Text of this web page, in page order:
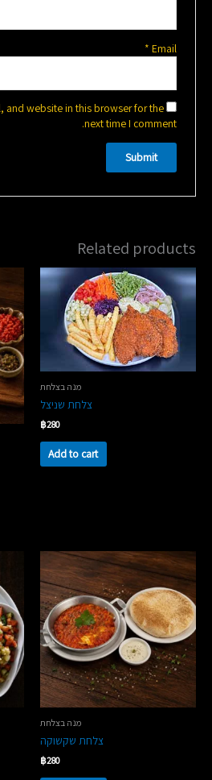
Email
*
and website in this browser for the
next time I comment.
Related products
מנה בצלחת
צלחת שניצל
฿280
Add to cart
מנה בצלחת
צלחת שקשוקה
฿280